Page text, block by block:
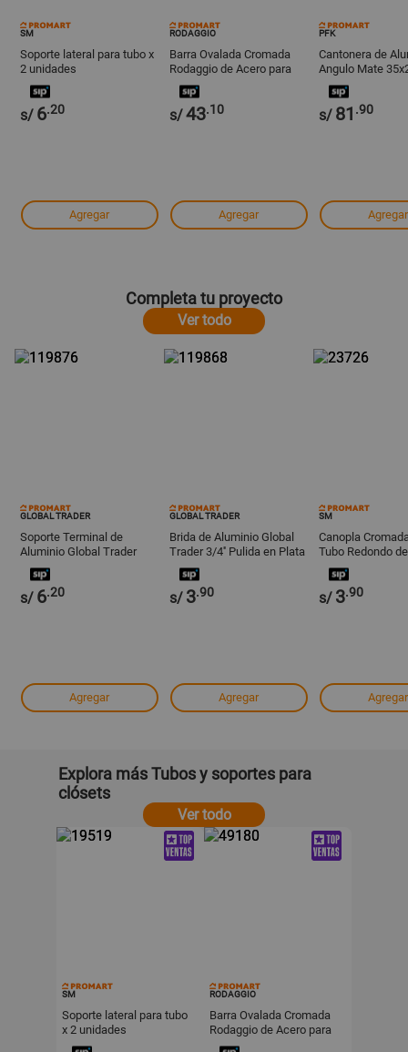
SM
Soporte lateral para tubo x
2 unidades
s/ 6.20
Agregar
RODAGGIO
Barra Ovalada Cromada
Rodaggio de Acero para
Clóset 3 metros
s/43.10
Agregar
PFK
Cantonera de
Angulo Mate
Pfk
s/ 81 .90
Agregar
Completa tu proyecto
Ver todo
GLOBAL TRADER
Soporte Terminal de
Aluminio Global Trader
3/4'' Pulido
s/ 6.20
Agregar
GLOBAL TRADER
Brida de Aluminio Global
Trader 3/4'' Pulida en Plata
s/ 3.90
Agregar
SM
Canopla
Tubo Redondo
s/ 3.90
Agregar
Explora más Tubos y soportes para
clósets
Ver todo
SM
Soporte lateral para tubo
x 2 unidades
RODAGGIO
Barra Ovalada Cromada
Rodaggio de Acero para
Clóset 3 metros